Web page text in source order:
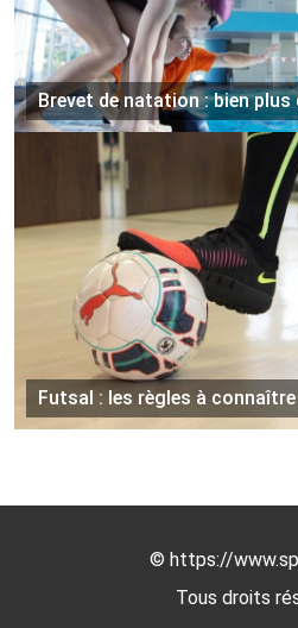
Brevet de natation : bien plus
Futsal : les règles à connaître
© https://
Tous droits